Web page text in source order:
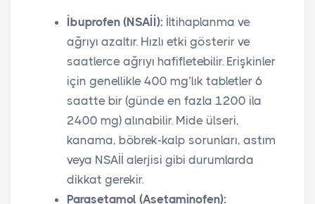
İbuprofen (NSAİİ): İltihaplanma ve
ağrıyı azaltır. Hızlı etki gösterir ve
saatlerce ağrıyı hafifletebilir. Erişkinler
için genellikle 400 mg’lık tabletler 6
saatte bir (günde en fazla 1200 ila
2400 mg) alınabilir. Mide ülseri,
kanama, böbrek-kalp sorunları, astım
veya NSAİİ alerjisi gibi durumlarda
dikkat gerekir.
Parasetamol (Asetaminofen):